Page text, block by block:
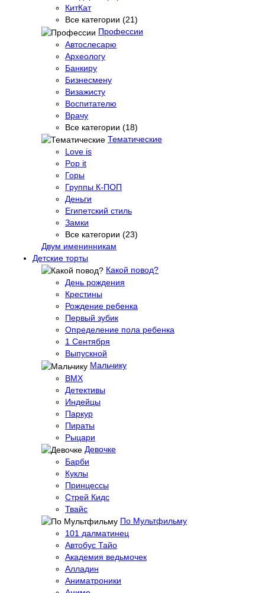
КитКат
Все категории (21)
Профессии
Автослесарю
Археологу
Банкиру
Бизнесмену
Визажисту
Воспитателю
Врачу
Все категории (18)
Тематические
Love is
Pop it
Горы
Группы К-ПОП
Деньги
Египетский стиль
Замки
Все категории (23)
Двум именинникам
Детские торты
Какой повод?
День рождения
Крестины
Рождение ребенка
Первый зубик
Определение пола ребенка
1 Сентября
Выпускной
Мальчику
BMX
Детективы
Индейцы
Паркур
Пираты
Рыцари
Девочке
Барби
Куклы
Принцессы
Стрей Кидс
Твайс
По Мультфильму
101 далматинец
Автобус Тайо
Академия ведьмочек
Алладин
Аниматроники